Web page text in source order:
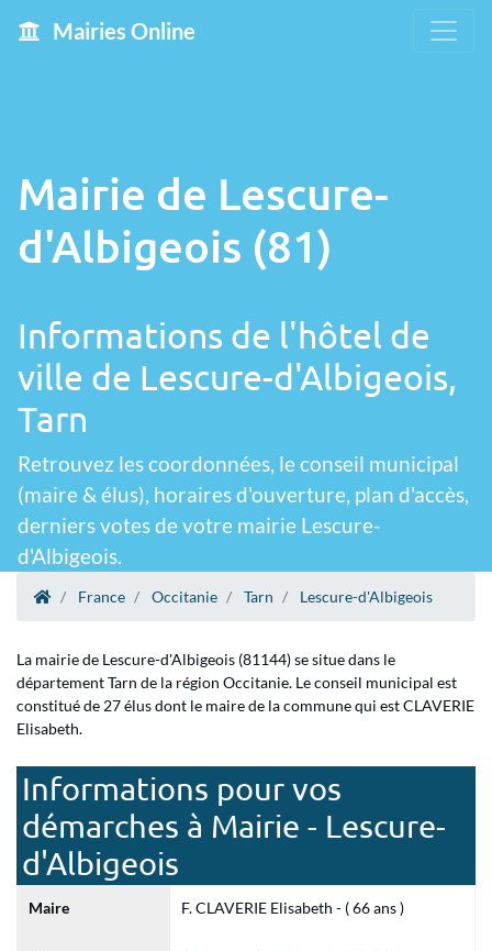
Mairies Online
Mairie de Lescure-
d'Albigeois (81)
Informations de l'hôtel de
ville de Lescure-d'Albigeois,
Tarn
Retrouvez les coordonnées, le conseil municipal
(maire & élus), horaires d'ouverture, plan d'accès,
derniers votes de votre mairie Lescure-
d'Albigeois.
France Occitanie Tarn Lescure-d'Albigeois
La mairie de Lescure-d'Albigeois (81144) se situe dans le
département Tarn de la région Occitanie. Le conseil municipal est
constitué de 27 élus dont le maire de la commune qui est CLAVERIE
Elisabeth.
Informations pour vos
démarches à Mairie - Lescure-
d'Albigeois
Maire F. CLAVERIE Elisabeth - ( 66 ans )